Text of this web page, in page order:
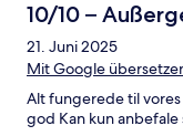
10/10 –
21. Juni 2025
Mit Google
Alt fungerede til
god Kan kun